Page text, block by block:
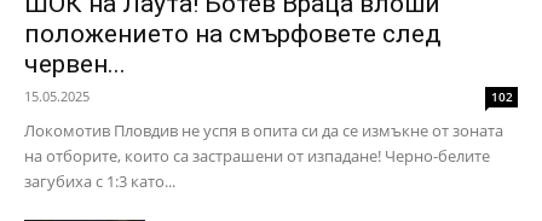
положението на смърфовете след
червен...
15.05.2025 102
Локомотив Пловдив не успя в опита си да се измъкне от зоната
на отборите, които са застрашени от изпадане! Черно-белите
загубиха с 1:3 като...